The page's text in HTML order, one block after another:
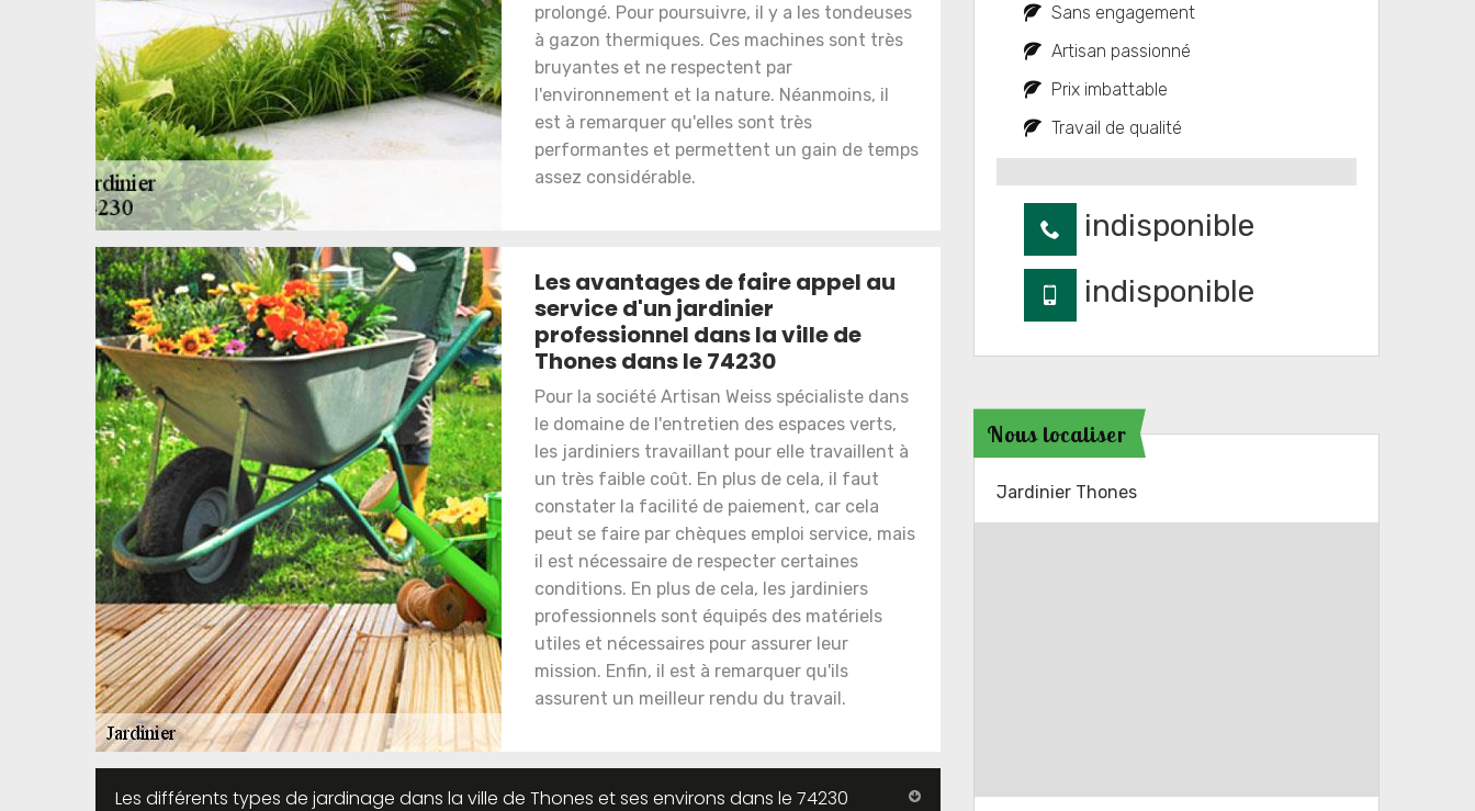
prolongé. Pour poursuivre, il y a les tondeuses
à gazon thermiques. Ces machines sont très
bruyantes et ne respectent par
l'environnement et la nature. Néanmoins, il
est à remarquer qu'elles sont très
performantes et permettent un gain de temps
assez considérable.
Les avantages de faire appel au
service d'un jardinier
professionnel dans la ville de
Thones dans le 74230
Pour la société Artisan Weiss spécialiste dans
le domaine de l'entretien des espaces verts,
les jardiniers travaillant pour elle travaillent à
un très faible coût. En plus de cela, il faut
constater la facilité de paiement, car cela
peut se faire par chèques emploi service, mais
il est nécessaire de respecter certaines
conditions. En plus de cela, les jardiniers
professionnels sont équipés des matériels
utiles et nécessaires pour assurer leur
mission. Enfin, il est à remarquer qu'ils
assurent un meilleur rendu du travail.
Les différents types de jardinage dans la ville de Thones et ses environs dans le 74230
Sans engagement
Artisan passionné
Prix imbattable
Travail de qualité
indisponible
indisponible
Nous localiser
Jardinier Thones